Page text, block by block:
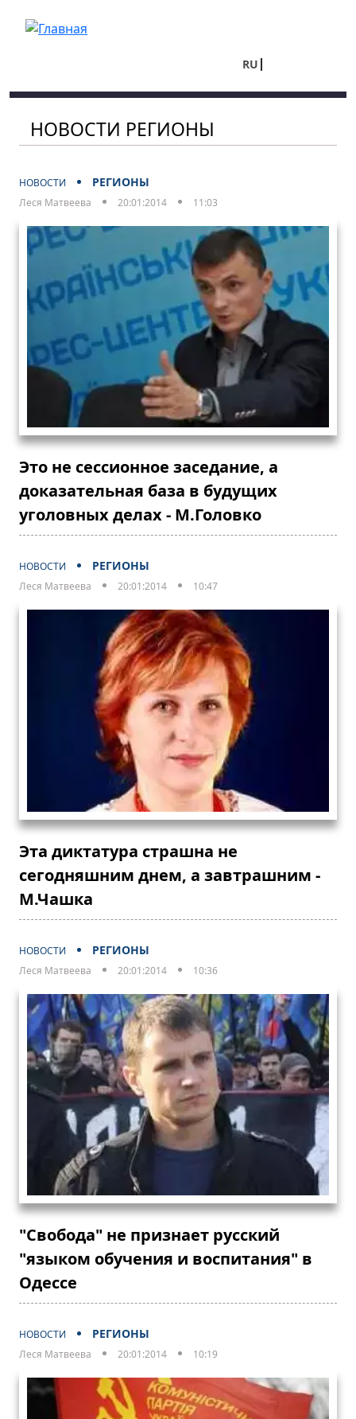
RU
НОВОСТИ РЕГИОНЫ
НОВОСТИ РЕГИОНЫ
Леся Матвеева 20:01:2014 11:03
Это не сессионное заседание, а
доказательная база в будущих
уголовных делах - М.Головко
НОВОСТИ РЕГИОНЫ
Леся Матвеева 20:01:2014 10:47
Эта диктатура страшна не
сегодняшним днем, а завтрашним -
М.Чашка
НОВОСТИ РЕГИОНЫ
Леся Матвеева 20:01:2014 10:36
"Свобода" не признает русский
"языком обучения и воспитания" в
Одессе
НОВОСТИ РЕГИОНЫ
Леся Матвеева 20:01:2014 10:19